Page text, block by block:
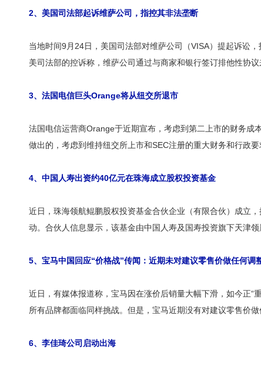
2、美国司法部起诉维萨公司，指控其非法垄断
当地时间9月24日，美国司法部对维萨公司（VISA）提起诉讼
美司法部的控诉称，维萨公司通过与商家和银行签订排他性协
3、法国电信巨头Orange将从纽交所退市
法国电信运营商Orange于近期宣布，考虑到第二上市的财务成
做出的，考虑到维持纽交所上市和SEC注册的重大财务和行政
4、中国人寿出资约40亿元在珠海成立股权投资基金
近日，珠海领航鲲鹏股权投资基金合伙企业（有限合伙）成立
动。合伙人信息显示，该基金由中国人寿及国寿投资旗下天津
5、宝马中国回应“价格战”传闻：近期未对建议零售价做任何调
近日，有媒体报道称，宝马因在涨价后销量大幅下滑，如今正
所有品牌都面临同样挑战。但是，宝马近期没有对建议零售价
6、李佳琦公司启动出海